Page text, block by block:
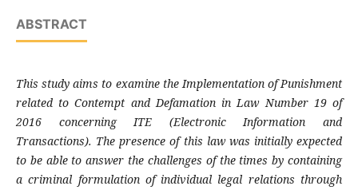
ABSTRACT
This study aims to examine the Implementation of Punishment
related to Contempt and Defamation in Law Number 19 of
2016 concerning ITE (Electronic Information and
Transactions). The presence of this law was initially expected
to be able to answer the challenges of the times by containing
a criminal formulation of individual legal relations through